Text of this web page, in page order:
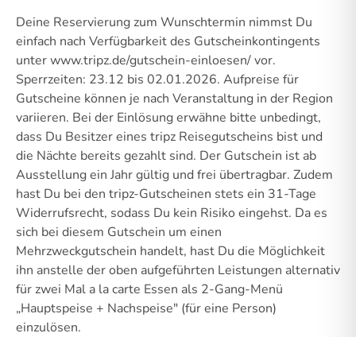
Deine Reservierung zum Wunschtermin nimmst Du
einfach nach Verfügbarkeit des Gutscheinkontingents
unter www.tripz.de/gutschein-einloesen/ vor.
Sperrzeiten: 23.12 bis 02.01.2026. Aufpreise für
Gutscheine können je nach Veranstaltung in der Region
variieren. Bei der Einlösung erwähne bitte unbedingt,
dass Du Besitzer eines tripz Reisegutscheins bist und
die Nächte bereits gezahlt sind. Der Gutschein ist ab
Ausstellung ein Jahr gültig und frei übertragbar. Zudem
hast Du bei den tripz-Gutscheinen stets ein 31-Tage
Widerrufsrecht, sodass Du kein Risiko eingehst. Da es
sich bei diesem Gutschein um einen
Mehrzweckgutschein handelt, hast Du die Möglichkeit
ihn anstelle der oben aufgeführten Leistungen alternativ
für zwei Mal a la carte Essen als 2-Gang-Menü
„Hauptspeise + Nachspeise" (für eine Person)
einzulösen.